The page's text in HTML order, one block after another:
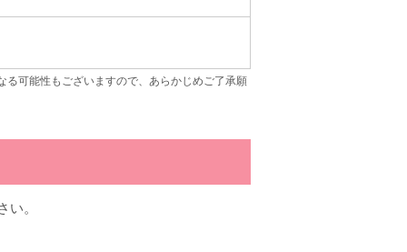
可能性もございますので、あらかじめご了承願
。